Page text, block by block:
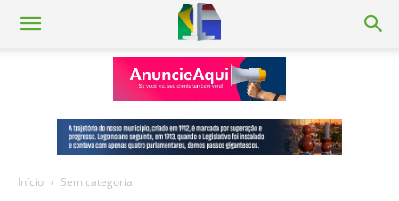
Início Sem categoria